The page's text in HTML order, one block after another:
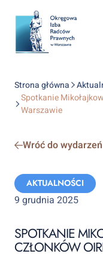
Strona główna
Spotkanie
Warszawie
Wróć do wydarzeń
Categories:
AKTUALNOŚCI
9 grudnia 2025
SPOTKANIE
CZŁONKÓW